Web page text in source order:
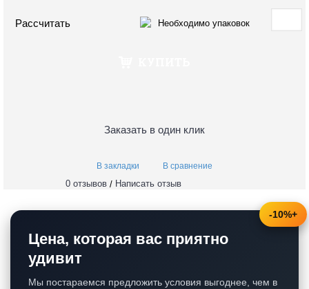
Необходимо упаковок
Заказать в один клик
В закладки В сравнение
0 отзывов / Написать отзыв
-10%+
Цена, которая вас приятно
удивит
Мы постараемся предложить условия выгоднее, чем в